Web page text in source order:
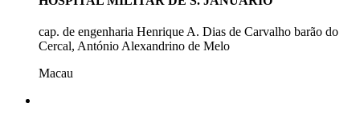
cap. de engenharia Henrique A. Dias de Carvalho barão do
Cercal, António Alexandrino de Melo
Macau